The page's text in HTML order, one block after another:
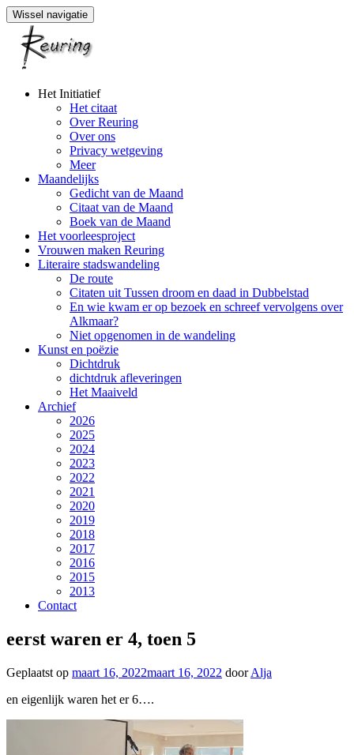
Wissel navigatie
Naar
Het Initiatief
Het citaat
Over Reuring
Over ons
Privacy wetgeving
Meer
Maandelijks
Gedicht van de Maand
Citaat van de Maand
Boek van de Maand
Het voorleesproject
Vrouwen maken Reuring
Literaire stadswandeling
De route
Citaten uit Tussen droom en daad in Dubbelstad
En wie kwam er op bezoek en schreef vervolgens over
Alkmaar?
Niet opgenomen in de wandeling
Kunst en poëzie
Dichtdruk
dichtdruk afleveringen
Het Maaiveld
Archief
2026
2025
2024
2023
2022
2021
2020
2019
2018
2017
2016
2015
2013
Contact
eerst waren er 4, toen 5
Geplaatst op maart 16, 2022maart 16, 2022 doorAlja
en eigenlijk waren het er 6….